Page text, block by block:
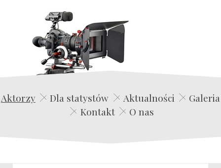
Edwin Film Agencja Aktorska
Aktorzy Dla statystów Aktualności
Galeria
Kontakt
O nas